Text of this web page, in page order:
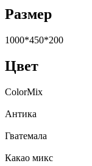
Размер
1000*450*200
Цвет
ColorMix
Антика
Гватемала
Какао микс